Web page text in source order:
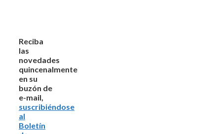
Reciba
las
novedades
quincenalmente
en su
buzón de
e-mail,
suscribiéndose
al
Boletín